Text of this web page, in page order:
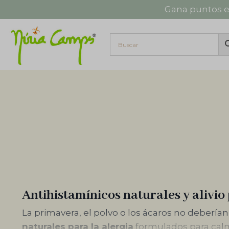
al
contenido
Gana puntos
Antihistamínicos naturales y
La primavera, el polvo o los ácaros no
naturales para la alergia formulados para